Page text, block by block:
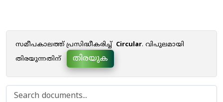
സമീപകാലത്ത് പ്രസിദ്ധീകരിച്ച് Circular. വിപുലമായി
തിരയുന്നതിന്
തിരയുക